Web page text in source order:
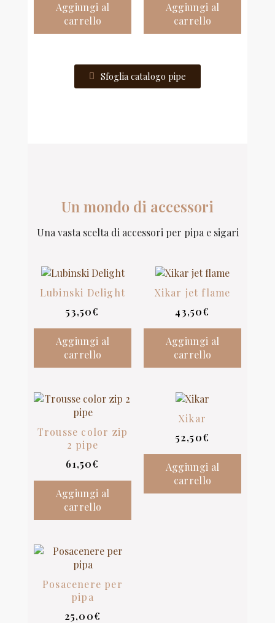
Aggiungi al
carrello
Aggiungi al
carrello
Sfoglia catalogo pipe
Un mondo di accessori
Una vasta scelta di accessori per pipa e sigari
Lubinski Delight
53,50€
Aggiungi al
carrello
Xikar jet flame
43,50€
Aggiungi al
carrello
Trousse color zip
2 pipe
61,50€
Aggiungi al
carrello
Xikar
52,50€
Aggiungi al
carrello
Posacenere per
pipa
25,00€